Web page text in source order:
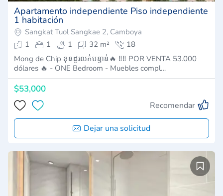
Apartamento independiente Piso independiente
1 habitación
Sangkat Tuol Sangkae 2, Camboya
1
1 1 32 m²
18
Mong de Chip ខុនដូរលក់បន្ទាន់🔥 ‼️‼️ POR VENTA 53.000
dólares 🔥 - ONE Bedroom - Muebles compl…
$53,000
Recomendar
Dejar una solicitud